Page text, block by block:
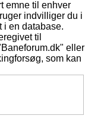
emne til enhver
indvilliger du i
i en database.
til
eller
som kan